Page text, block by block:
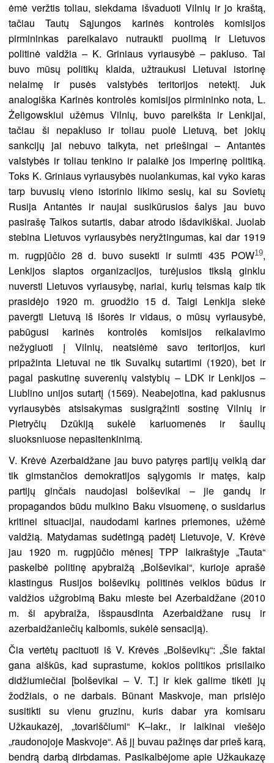
ėmė veržtis toliau, siekdama išvaduoti Vilnių ir jo kraštą,
tačiau Tautų Sąjungos karinės kontrolės komisijos
pirmininkas pareikalavo nutraukti puolimą ir Lietuvos
politinė valdžia – K. Griniaus vyriausybė – pakluso. Tai
buvo mūsų politikų klaida, užtraukusi Lietuvai istorinę
nelaimę ir pusės valstybės teritorijos netektį. Juk
analogiška Karinės kontrolės komisijos pirmininko nota, L.
Żeligowskiui užėmus Vilnių, buvo pareikšta ir Lenkijai,
tačiau ši nepakluso ir toliau puolė Lietuvą, bet jokių
sankcijų jai nebuvo taikyta, net priešingai – Antantės
valstybės ir toliau tenkino ir palaikė jos imperinę politiką.
Toks K. Griniaus vyriausybės nuolankumas, kai vyko karas
tarp buvusių vieno istorinio likimo sesių, kai su Sovietų
Rusija Antantės ir naujai susikūrusios šalys jau buvo
pasirašę Taikos sutartis, dabar atrodo išdavikiškai. Juolab
stebina Lietuvos vyriausybės neryžtingumas, kai dar 1919
m. rugpjūčio 28 d. buvo susekti ir suimti 435 POW19,
Lenkijos slaptos organizacijos, turėjusios tikslą ginklu
nuversti Lietuvos vyriausybę, nariai, kurių teismas kaip tik
prasidėjo 1920 m. gruodžio 15 d. Taigi Lenkija siekė
pavergti Lietuvą iš išorės ir vidaus, o mūsų vyriausybė,
pabūgusi karinės kontrolės komisijos reikalavimo
nežygiuoti į Vilnių, neatsiėmė savo teritorijos, kuri
pripažinta Lietuvai ne tik Suvalkų sutartimi (1920), bet ir
pagal paskutinę suverenių valstybių – LDK ir Lenkijos –
Liublino unijos sutartį (1569). Neabejotina, kad paklusnus
vyriausybės atsisakymas susigrąžinti sostinę Vilnių ir
Pietryčių Dzūkiją sukėlė kariuomenės ir šaulių
sluoksniuose nepasitenkinimą.
V. Krėvė Azerbaidžane jau buvo patyręs partijų veiklą dar
tik gimstančios demokratijos sąlygomis ir matęs, kaip
partijų ginčais naudojasi bolševikai – jie gandų ir
propagandos būdu mulkino Baku visuomenę, o susidarius
kritinei situacijai, naudodami karines priemones, užėmė
valdžią. Matydamas sudėtingą padėtį Lietuvoje, V. Krėvė
jau 1920 m. rugpjūčio mėnesį TPP laikraštyje „Tauta“
paskelbė politinę apybraižą „Bolševikai“, kurioje aprašė
klastingus Rusijos bolševikų politinės veiklos būdus ir
valdžios užgrobimą Baku mieste bei Azerbaidžane (2010
m. ši apybraiža, išspausdinta Azerbaidžane rusų ir
azerbaidžaniečių kalbomis, sukėlė sensaciją).
Čia vertėtų pacituoti iš V. Krėvės „Bolševikų“: „Šie faktai
gana aiškūs, kad suprastume, kokios politikos prisilaiko
didžiumiečiai [bolševikai – V. T.] ir kiek galime tikėti jų
žodžiais, o ne darbais. Būnant Maskvoje, man prisiėjo
susitikti su vienu gruzinu, kuris dabar yra komisaru
Užkaukazėj, „tovariščiumi“ K–lakr., ir laikinai viešėjo
„raudonojoje Maskvoje“. Aš jį buvau pažinęs dar prieš karą,
bendrą darbą dirbdamas. Pasikalbėjome apie Užkaukazę